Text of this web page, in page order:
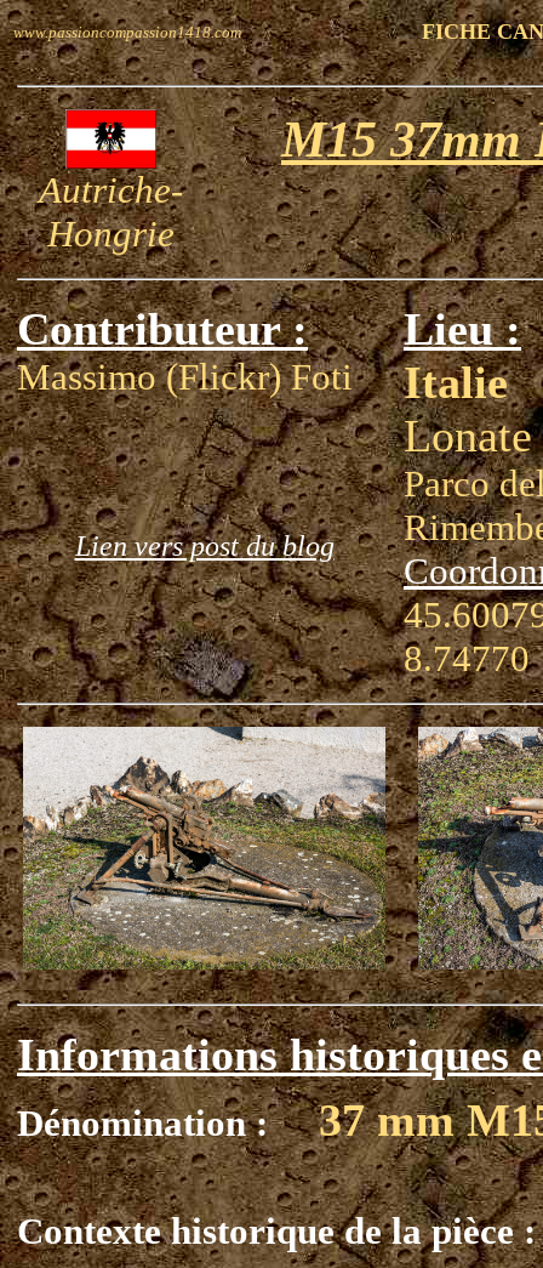
www.passioncompassion1418.com FICHE
Autriche-
Hongrie
M15 37mm
Contributeur :
Massimo (Flickr) Foti
Lien vers post du blog
Lieu :
Italie
Parco
8.74770
Informations historiques
Dénomination : 37 mm
Contexte historique de la pièce :